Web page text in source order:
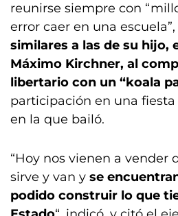
reunirse siempre con
error caer en una escuela”,
similares a las de su hijo,
Máximo Kirchner, al
libertario con un “koala
participación en una fiesta
en la que bailó.
“Hoy nos vienen a vender
sirve y van y se
podido construir lo que